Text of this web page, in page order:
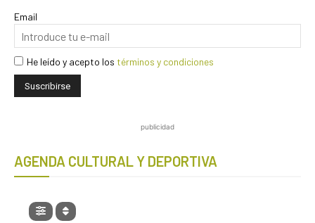
Email
He leído y acepto los términos y condiciones
publicidad
AGENDA CULTURAL Y DEPORTIVA